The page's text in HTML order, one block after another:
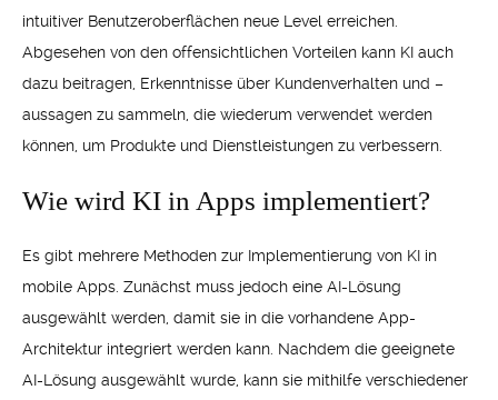
intuitiver Benutzeroberflächen neue Level erreichen.
Abgesehen von den offensichtlichen Vorteilen kann KI auch
dazu beitragen, Erkenntnisse über Kundenverhalten und –
aussagen zu sammeln, die wiederum verwendet werden
können, um Produkte und Dienstleistungen zu verbessern.
Wie wird KI in Apps implementiert?
Es gibt mehrere Methoden zur Implementierung von KI in
mobile Apps. Zunächst muss jedoch eine AI-Lösung
ausgewählt werden, damit sie in die vorhandene App-
Architektur integriert werden kann. Nachdem die geeignete
AI-Lösung ausgewählt wurde, kann sie mithilfe verschiedener